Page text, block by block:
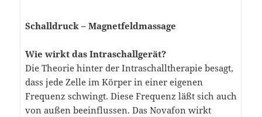
Schalldruck – Magnetfeldmassage
Wie wirkt das Intraschallgerät?
Die Theorie hinter der Intraschalltherapie besagt,
dass jede Zelle im Körper in einer eigenen
Frequenz schwingt. Diese Frequenz läßt sich auch
von außen beeinflussen. Das Novafon wirkt